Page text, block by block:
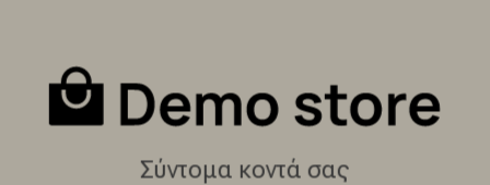
Σύντομα κοντά σας